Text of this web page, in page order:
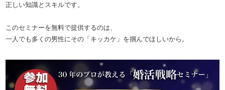
正しい知識とスキルです。
このセミナーを無料で提供するのは、
一人でも多くの男性にその「キッカケ」を掴んでほしいから。